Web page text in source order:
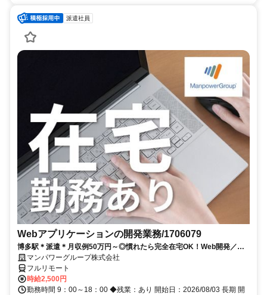
派遣社員
Webアプリケーションの開発業務/1706079
博多駅＊派遣＊月収例50万円～◎慣れたら完全在宅OK！Web開発／
Java／在宅勤務あり／開始日：即日
マンパワーグループ株式会社
フルリモート
時給2,500円
勤務時間 9：00～18：00 ◆残業：あり 開始日：2026/08/03 長期 開